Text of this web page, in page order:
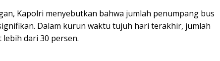
Kapolri menyebutkan bahwa jumlah penumpang bus
Dalam kurun waktu tujuh hari terakhir, jumlah
dari 30 persen.